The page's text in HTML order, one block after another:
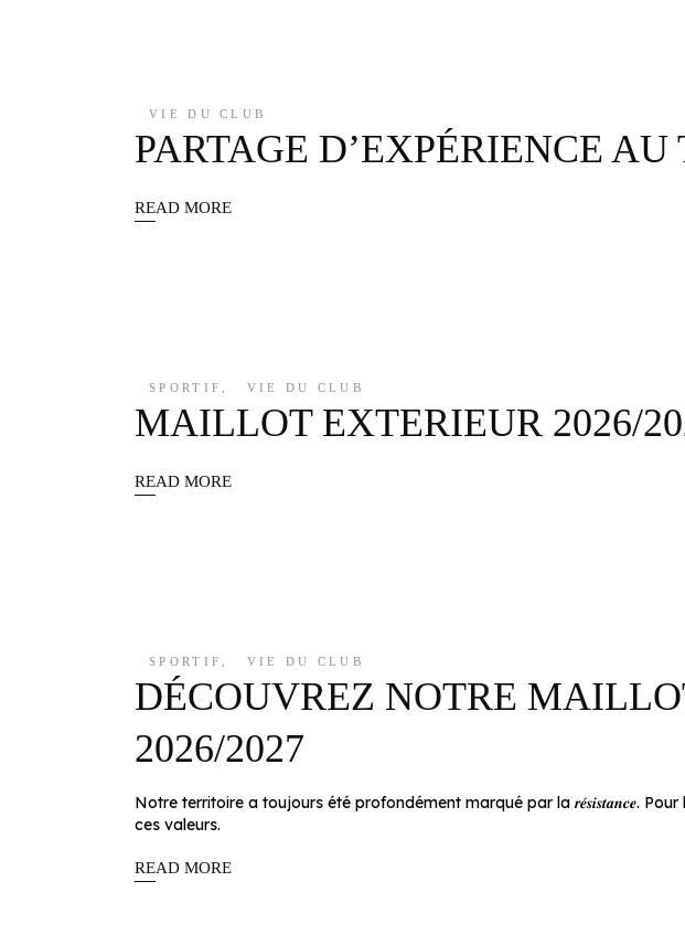
VIE DU CLUB
PARTAGE D’EXPÉRIENCE
READ MORE
SPORTIF , VIE DU CLUB
MAILLOT EXTERIEUR 2026/
READ MORE
SPORTIF , VIE DU CLUB
DÉCOUVREZ NOTRE
2026/2027
Notre territoire a toujours été profondément marqué par la 𝒓𝒆́𝒔𝒊𝒔𝒕𝒂𝒏𝒄𝒆.
ces valeurs.
READ MORE